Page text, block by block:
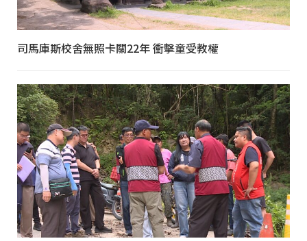
司馬庫斯校舍無照卡關22年 衝擊童受教權